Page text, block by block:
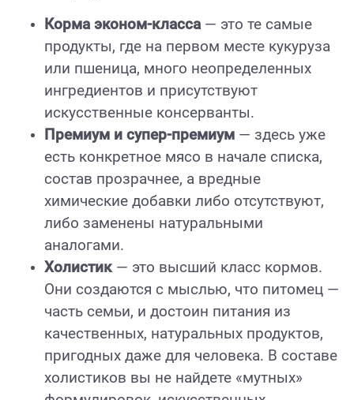
Корма эконом-класса— это те самые
продукты, где на первом месте кукуруза
или пшеница, много неопределенных
ингредиентов и присутствуют
искусственные консерванты.
Премиум и супер-премиум — здесь уже
есть конкретное мясо в начале списка,
состав прозрачнее, а вредные
химические добавки либо отсутствуют,
либо заменены натуральными
аналогами.
Холистик— это высший класс кормов.
Они создаются с мыслью, что питомец —
часть семьи, и достоин питания из
качественных, натуральных продуктов,
пригодных даже для человека. В составе
холистиков вы не найдете «мутных»